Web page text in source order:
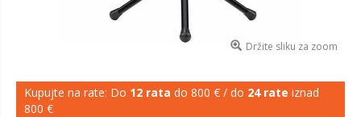
Držite sliku za zoom
Kupujte na rate: Do 12 rata do 800 € / do 24 rate iznad
800 €